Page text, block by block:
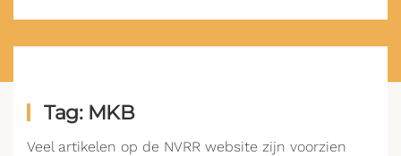
Tag: MKB
Veel artikelen op de NVRR website zijn voorzien